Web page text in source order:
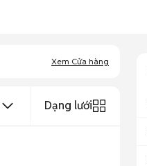
Xem Cửa hàng
Dạng lưới